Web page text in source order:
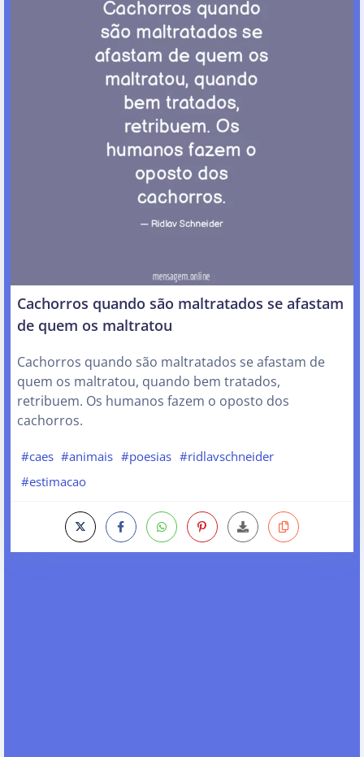
Cachorros quando são maltratados se afastam
de quem os maltratou
Cachorros quando são maltratados se afastam de
quem os maltratou, quando bem tratados,
retribuem. Os humanos fazem o oposto dos
cachorros.
#caes #animais #poesias #ridlavschneider
#estimacao